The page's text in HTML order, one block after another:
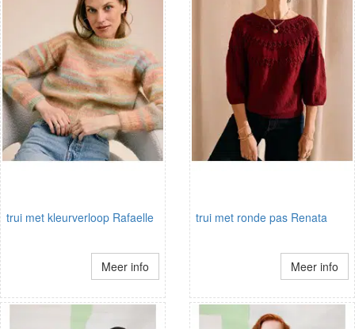
trui met kleurverloop Rafaelle
Meer info
trui met ronde pas Renata
Meer info